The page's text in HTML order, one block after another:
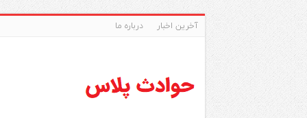
آخرین اخبار درباره ما